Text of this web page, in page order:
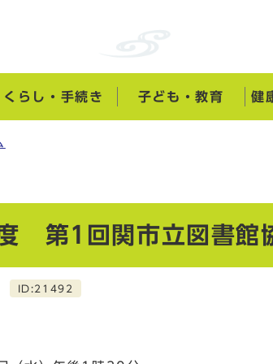
くらし・手続き 子ども・教育 健
第1回関市立図書館
ID:21492